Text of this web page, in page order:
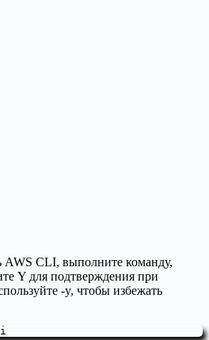
AWS CLI, выполните команду,
Y для подтверждения при
-y, чтобы избежать